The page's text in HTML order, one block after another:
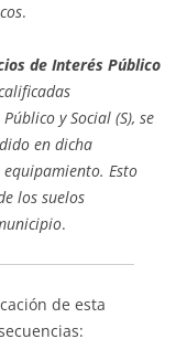
.
de Interés Público
y Social (S), se
en dicha
Esto
los suelos
.
de esta